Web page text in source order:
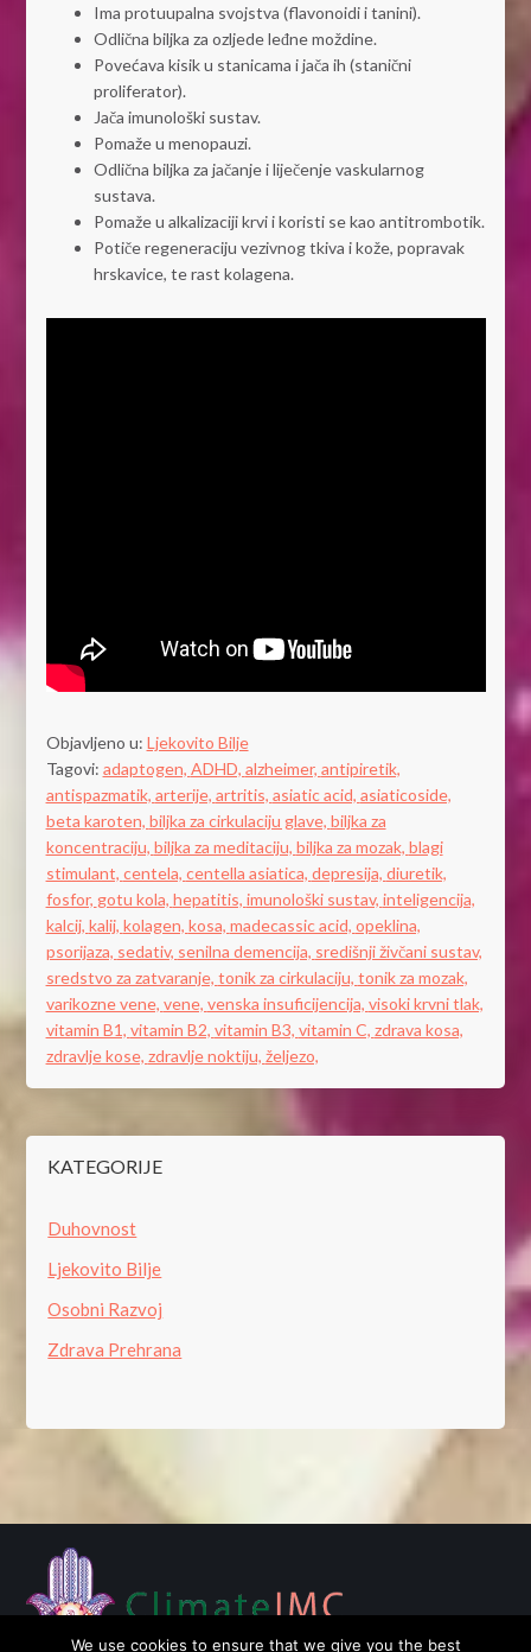
Ima protuupalna svojstva (flavonoidi i tanini).
Odlična biljka za ozljede leđne moždine.
Povećava kisik u stanicama i jača ih (stanični
proliferator).
Jača imunološki sustav.
Pomaže u menopauzi.
Odlična biljka za jačanje i liječenje vaskularnog
sustava.
Pomaže u alkalizaciji krvi i koristi se kao antitrombotik.
Potiče regeneraciju vezivnog tkiva i kože, popravak
hrskavice, te rast kolagena.
Objavljeno u: Ljekovito Bilje
Tagovi: adaptogen, ADHD, alzheimer, antipiretik,
antispazmatik, arterije, artritis, asiatic acid, asiaticoside,
beta karoten, biljka za cirkulaciju glave, biljka za
koncentraciju, biljka za meditaciju, biljka za mozak, blagi
stimulant, centela, centella asiatica, depresija, diuretik,
fosfor, gotu kola, hepatitis, imunološki sustav, inteligencija,
kalcij, kalij, kolagen, kosa, madecassic acid, opeklina,
psorijaza, sedativ, senilna demencija, središnji živčani sustav,
sredstvo za zatvaranje, tonik za cirkulaciju, tonik za mozak,
varikozne vene, vene, venska insuficijencija, visoki krvni tlak,
vitamin B1, vitamin B2, vitamin B3, vitamin C, zdrava kosa,
zdravlje kose, zdravlje noktiju, željezo,
KATEGORIJE
Duhovnost
Ljekovito Bilje
Osobni Razvoj
Zdrava Prehrana
We use cookies to ensure that we give you the best